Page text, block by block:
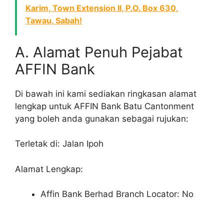
Karim, Town Extension II, P.O. Box 630,
Tawau, Sabah!
A. Alamat Penuh Pejabat
AFFIN Bank
Di bawah ini kami sediakan ringkasan alamat
lengkap untuk AFFIN Bank Batu Cantonment
yang boleh anda gunakan sebagai rujukan:
Terletak di: Jalan Ipoh
Alamat Lengkap:
Affin Bank Berhad Branch Locator: No